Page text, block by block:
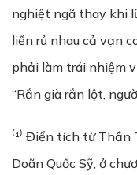
nghiệt ngã thay khi
liền rủ nhau cả vạn
phải làm trái nhiệm
“Rắn già rắn lột,
⁽¹⁾ Điển tích từ
Doãn Quốc Sỹ, ở